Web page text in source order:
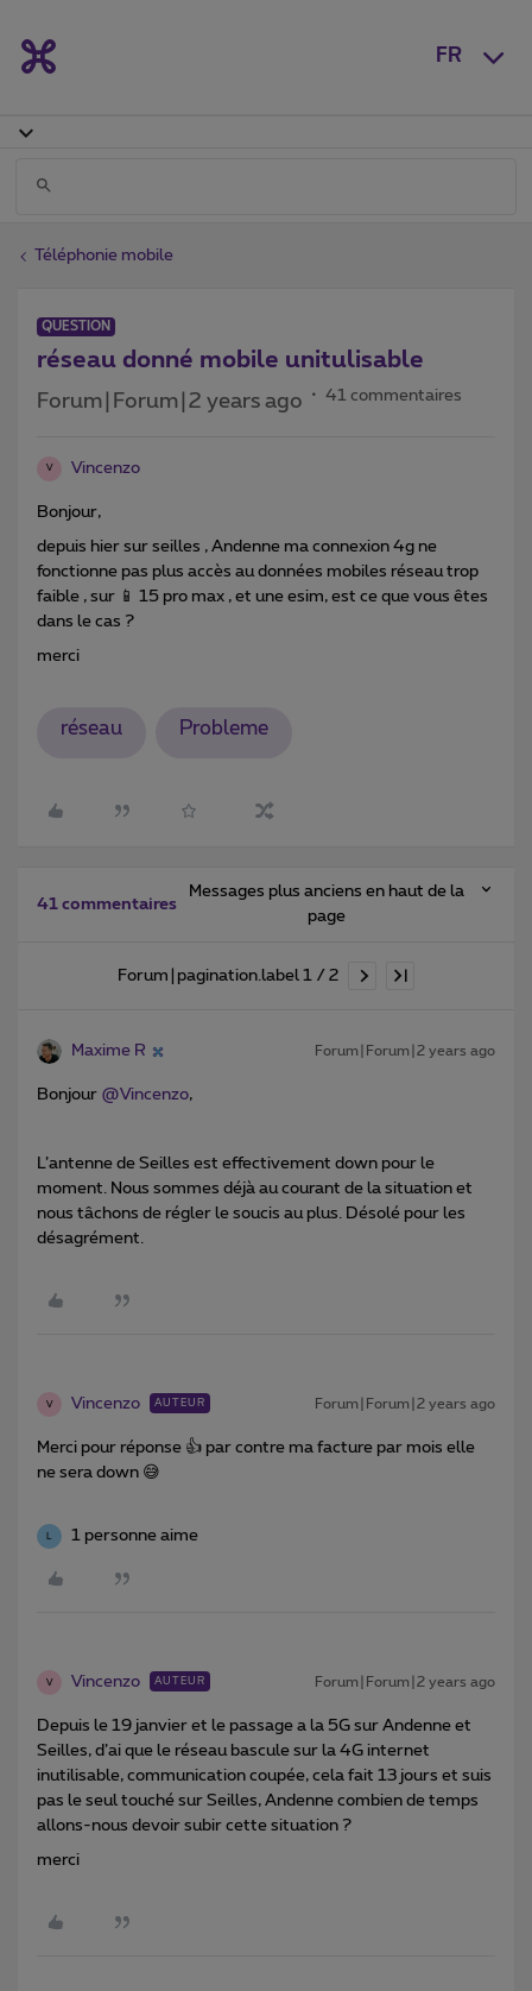
FR
Téléphonie mobile
QUESTION
réseau donné mobile unitulisable
Forum|Forum|2 years ago 41 commentaires
V Vincenzo
Bonjour,
depuis hier sur seilles , Andenne ma connexion 4g ne
fonctionne pas plus accès au données mobiles réseau trop
faible , sur 📱 15 pro max , et une esim, est ce que vous êtes
dans le cas ?
merci
réseau Probleme
41 commentaires
Messages plus anciens en haut de la
page
Forum|pagination.label 1 / 2
Maxime R Forum|Forum|2 years ago
Bonjour @Vincenzo,
L’antenne de Seilles est effectivement down pour le
moment. Nous sommes déjà au courant de la situation et
nous tâchons de régler le soucis au plus. Désolé pour les
désagrément.
V Vincenzo AUTEUR Forum|Forum|2 years ago
Merci pour réponse 👍 par contre ma facture par mois elle
ne sera down 😅
1 personne aime
V Vincenzo AUTEUR Forum|Forum|2 years ago
Depuis le 19 janvier et le passage a la 5G sur Andenne et
Seilles, d’ai que le réseau bascule sur la 4G internet
inutilisable, communication coupée, cela fait 13 jours et suis
pas le seul touché sur Seilles, Andenne combien de temps
allons-nous devoir subir cette situation ?
merci